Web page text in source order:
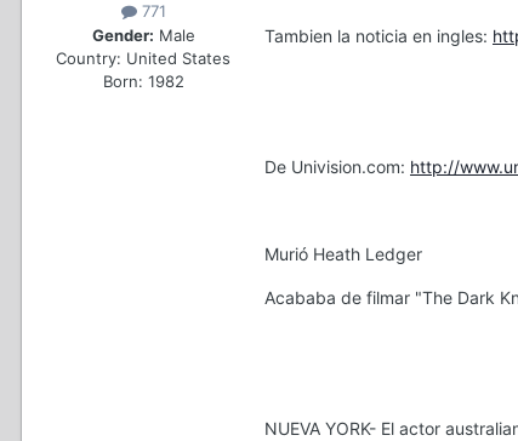
771
Gender: Male
Country: United States
Born: 1982
Tambien la noticia en ingles:
De Univision.com: http://
Murió Heath Ledger
Acababa de filmar "The Dark
NUEVA YORK- El actor